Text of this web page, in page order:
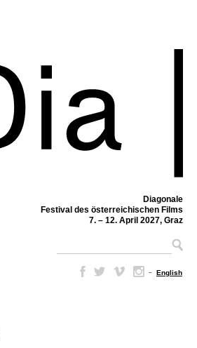
Diagonale
Festival des österreichischen Films
7. – 12. April 2027, Graz
– English